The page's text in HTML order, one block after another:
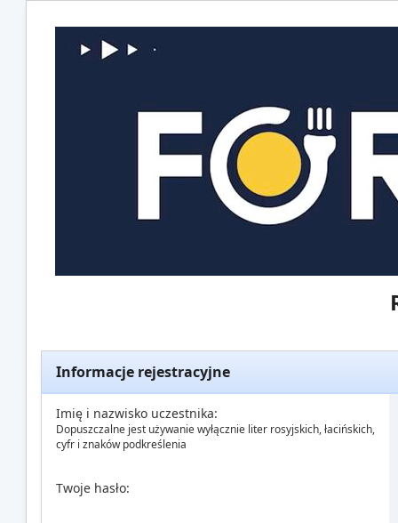
Informacje rejestracyjne
Imię i nazwisko uczestnika:
Dopuszczalne jest używanie wyłącznie liter rosyjskich, łacińskich,
cyfr i znaków podkreślenia
Twoje hasło: